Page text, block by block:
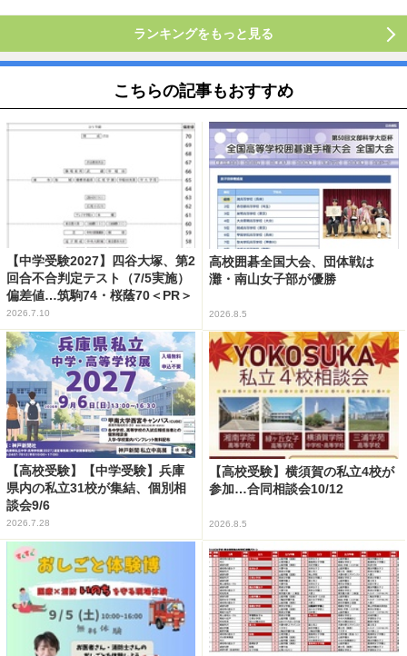
ランキングをもっと見る
こちらの記事もおすすめ
【中学受験2027】四谷大塚、第2
回合不合判定テスト（7/5実施）
偏差値…筑駒74・桜蔭70＜PR＞
2026.7.10
高校囲碁全国大会、団体戦は
灘・南山女子部が優勝
2026.8.5
【高校受験】【中学受験】兵庫
県内の私立31校が集結、個別相
談会9/6
2026.7.28
【高校受験】横須賀の私立4校が
参加…合同相談会10/12
2026.8.5